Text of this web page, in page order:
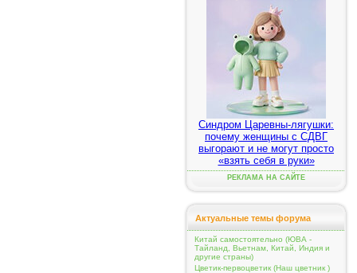
Синдром Царевны-лягушки:
почему женщины с СДВГ
выгорают и не могут просто
«взять себя в руки»
РЕКЛАМА НА САЙТЕ
Актуальные темы форума
Китай самостоятельно (ЮВА -
Тайланд, Вьетнам, Китай, Индия и
другие страны)
Цветик-первоцветик (Наш цветник )